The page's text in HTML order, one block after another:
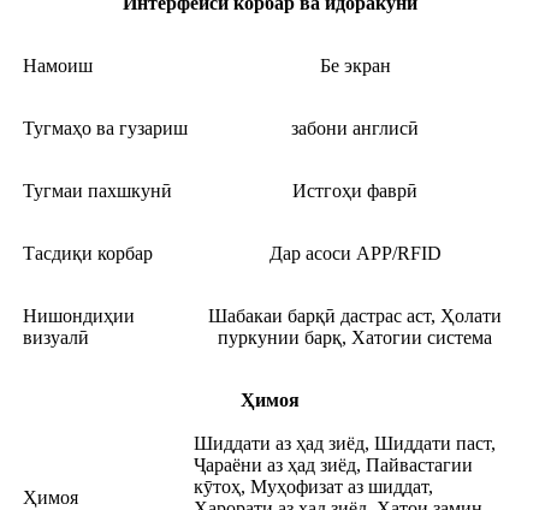
Намоиш Бе экран
Тугмаҳо ва гузариш забони англисӣ
Тугмаи пахшкунӣ Истгоҳи фаврӣ
Тасдиқи корбар Дар асоси APP/RFID
Нишондиҳии
визуалӣ
Шабакаи барқӣ дастрас аст, Ҳолати
пуркунии барқ, Хатогии система
Ҳимоя
Ҳимоя
Шиддати аз ҳад зиёд, Шиддати паст,
Ҷараёни аз ҳад зиёд, Пайвастагии
кӯтоҳ, Муҳофизат аз шиддат,